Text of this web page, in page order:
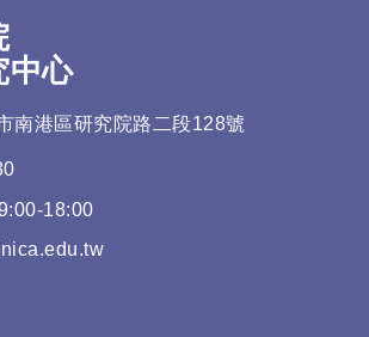
中心
南港區研究院路二段128號
18:00